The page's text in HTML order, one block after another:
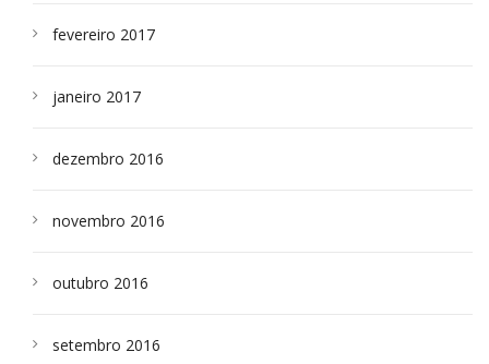
fevereiro 2017
janeiro 2017
dezembro 2016
novembro 2016
outubro 2016
setembro 2016